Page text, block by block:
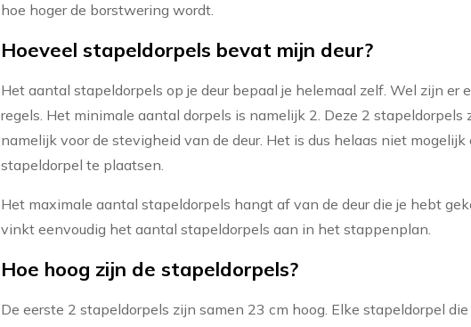
hoe hoger de borstwering wordt.
Hoeveel stapeldorpels bevat mijn deur?
Het aantal stapeldorpels op je deur bepaal je helemaal zelf. Wel zijn er
regels. Het minimale aantal dorpels is namelijk 2. Deze 2 stapeldorpels
namelijk voor de stevigheid van de deur. Het is dus helaas niet mogelijk
stapeldorpel te plaatsen.
Het maximale aantal stapeldorpels hangt af van de deur die je hebt
vinkt eenvoudig het aantal stapeldorpels aan in het stappenplan.
Hoe hoog zijn de stapeldorpels?
De eerste 2 stapeldorpels zijn samen 23 cm hoog. Elke stapeldorpel